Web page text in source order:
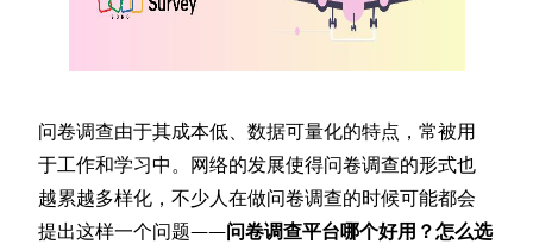
问卷调查由于其成本低、数据可量化的特点，常被用
于工作和学习中。网络的发展使得问卷调查的形式也
越累越多样化，不少人在做问卷调查的时候可能都会
提出这样一个问题——问卷调查平台哪个好用？怎么选